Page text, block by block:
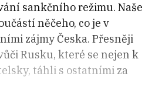
sankčního režimu. Naše
něčeho, co je v
zájmy Česka. Přesněji
Rusku, které se nejen k
táhli s ostatními za